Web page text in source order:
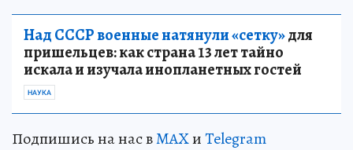
Над СССР военные натянули «сетку»для
пришельцев: как страна 13 лет тайно
искала и изучала инопланетных гостей
НАУКА
Подпишись на нас вMAXиTelegram